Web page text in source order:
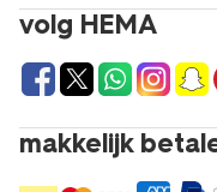
volg HEMA
makkelijk